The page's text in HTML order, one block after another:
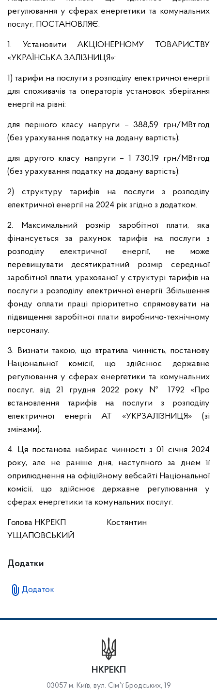
регулювання у сферах енергетики та комунальних
послуг, ПОСТАНОВЛЯЄ:
1. Установити АКЦІОНЕРНОМУ ТОВАРИСТВУ
«УКРАЇНСЬКА ЗАЛІЗНИЦЯ»:
1) тарифи на послуги з розподілу електричної енергії
для споживачів та операторів установок зберігання
енергії на рівні:
для першого класу напруги – 388,59 грн/МВт·год
(без урахування податку на додану вартість);
для другого класу напруги – 1 730,19 грн/МВт·год
(без урахування податку на додану вартість);
2) структуру тарифів на послуги з розподілу
електричної енергії на 2024 рік згідно з додатком.
2. Максимальний розмір заробітної плати, яка
фінансується за рахунок тарифів на послуги з
розподілу електричної енергії, не може
перевищувати десятикратний розмір середньої
заробітної плати, урахованої у структурі тарифів на
послуги з розподілу електричної енергії. Збільшення
фонду оплати праці пріоритетно спрямовувати на
підвищення заробітної плати виробничо-технічному
персоналу.
3. Визнати такою, що втратила чинність, постанову
Національної комісії, що здійснює державне
регулювання у сферах енергетики та комунальних
послуг, від 21 грудня 2022 року № 1792 «Про
встановлення тарифів на послуги з розподілу
електричної енергії АТ «УКРЗАЛІЗНИЦЯ» (зі
змінами).
4. Ця постанова набирає чинності з 01 січня 2024
року, але не раніше дня, наступного за днем її
оприлюднення на офіційному вебсайті Національної
комісії, що здійснює державне регулювання у
сферах енергетики та комунальних послуг.
Голова НКРЕКП Костянтин
УЩАПОВСЬКИЙ
Додатки
Додаток
НКРЕКП
03057 м. Київ, вул. Сімʼї Бродських, 19